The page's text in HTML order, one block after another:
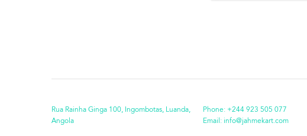
Rua Rainha Ginga 100, Ingombotas, Luanda,
Angola
Phone: +244 923 505 077
Email: info@jahmekart.com